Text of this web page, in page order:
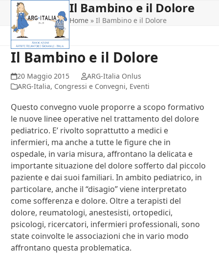
content
Open
mobile
menu
Close
mobile
menu
Il Bambino e il Dolore
Home» Il Bambino e il Dolore
Il Bambino e il Dolore
20 Maggio 2015
ARG-Italia Onlus
ARG-Italia, Congressi e Convegni, Eventi
Questo convegno vuole proporre a scopo formativo
le nuove linee operative nel trattamento del dolore
pediatrico. E’ rivolto soprattutto a medici e
infermieri, ma anche a tutte le figure che in
ospedale, in varia misura, affrontano la delicata e
importante situazione del dolore sofferto dal piccolo
paziente e dai suoi familiari. In ambito pediatrico, in
particolare, anche il “disagio” viene interpretato
come sofferenza e dolore. Oltre a terapisti del
dolore, reumatologi, anestesisti, ortopedici,
psicologi, ricercatori, infermieri professionali, sono
state coinvolte le associazioni che in vario modo
affrontano questa problematica.